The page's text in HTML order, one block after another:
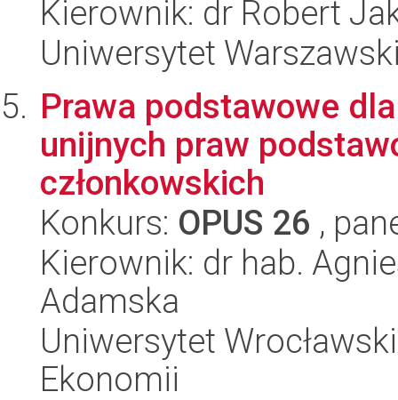
Kierownik: dr Robert
Uniwersytet
Prawa podstawowe
unijnych praw
członkowskich
Konkurs: OPUS 26 ,
Kierownik: dr hab.
Adamska
Uniwersytet
Ekonomii